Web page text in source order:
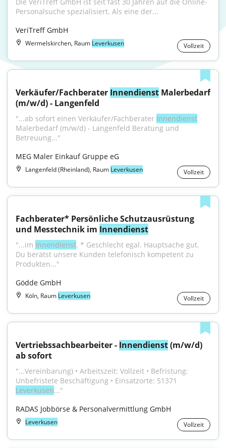
Personalsuche spezialisiert. Als eine der...
VeriTreff GmbH
Wermelskirchen, Raum Leverkusen Vollzeit
Verkäufer/Fachberater Innendienst Malerbedarf
(m/w/d) - Langenfeld
"...ab sofort einen Verkäufer/Fachberater Innendienst
Malerbedarf (m/w/d) - Langenfeld Beratung und
Betreuung..."
MEG Maler Einkauf Gruppe eG
Langenfeld (Rheinland), Raum Leverkusen Vollzeit
Fachberater* Persönliche Schutzausrüstung
und Messtechnik im Innendienst
"...im Innendienst. * Geschlecht egal. Hauptsache gut.
Du berätst unsere Kunden telefonisch kompetent zu
Produkten..."
Gödde GmbH
Köln, Raum Leverkusen Vollzeit
Vertriebssachbearbeiter - Innendienst (m/w/d)
ab sofort
"...Vereinbarung) • Arbeitszeit: Vollzeit • Befristung:
Leverkusen..."
RADAS Jobbörse & Personalvermittlung GmbH
Leverkusen Vollzeit